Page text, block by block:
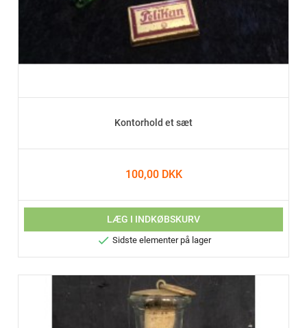
Kontorhold et sæt
100,00 DKK
LÆG I INDKØBSKURV
 Sidste elementer på lager